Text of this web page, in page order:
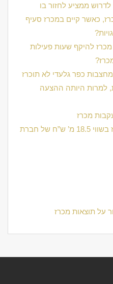
ממציע לחזור בו
כאשר קיים במכרז סעיף
להיקף שעות פעילות
כפר גלעדי לא תוכרז
למרות היותה ההצעה
מכרז
בוטלה החלטת פטור ממכרז בשווי 18.5 מ’ ש”ח של חברת
על תוצאות מכרז